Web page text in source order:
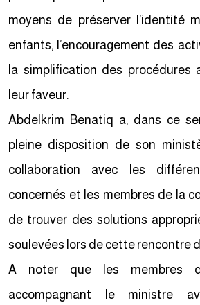
moyens de préserver l’identité
enfants, l’encouragement des
la simplification des procédures
leur faveur.
Abdelkrim Benatiq a, dans ce
pleine disposition de son
collaboration avec les
concernés et les membres de la
de trouver des solutions
soulevées lors de cette rencontre
A noter que les membres
accompagnant le ministre